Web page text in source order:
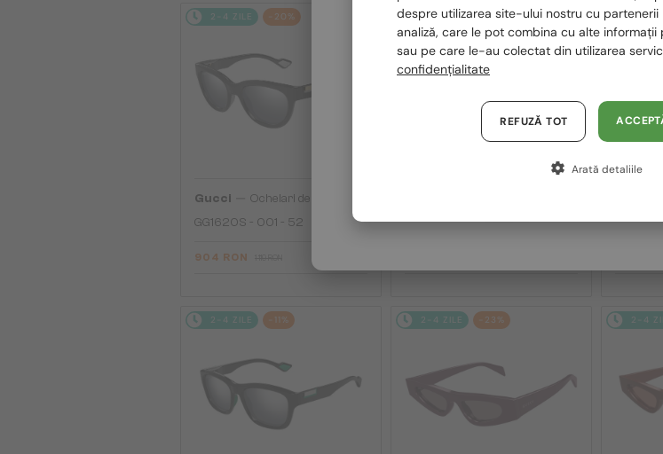
2-4 ZILE -20%
Gucci
Ochelari de soare
GG1620S - 001 - 52
904 RON
2-4 ZILE -20%
GG1620S - 002 - 52
2-4
2-4 ZILE -11% 2-4 ZILE -23% 2-4
Polska / PL
Magyarország / HU
Austria / AT
despre utilizarea site-ului nostru cu
analiză, care le pot combina cu alte
sau pe care le-au colectat din utilizarea
confidențialitate
REFUZĂ TOT
Arată detaliile